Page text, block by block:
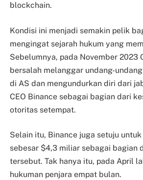
blockchain.
Kondisi ini menjadi semakin pelik
mengingat sejarah hukum yang
Sebelumnya, pada November 2023
bersalah melanggar undang-
di AS dan mengundurkan diri dari
CEO Binance sebagai bagian dari
otoritas setempat.
Selain itu, Binance juga setuju
sebesar $4,3 miliar sebagai bagian
tersebut. Tak hanya itu, pada April
hukuman penjara empat bulan.